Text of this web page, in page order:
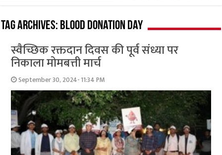
Tag Archives: Blood Donation Day
स्वैच्छिक रक्तदान दिवस की पूर्व संध्या पर
निकाला मोमबत्ती मार्च
September 30, 2024- 11:34 PM